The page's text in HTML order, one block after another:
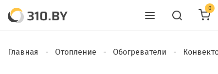
0
Главная Отопление Обогреватели